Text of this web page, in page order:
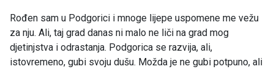
Rođen sam u Podgorici i mnoge lijepe uspomene me vežu
za nju. Ali, taj grad danas ni malo ne liči na grad mog
djetinjstva i odrastanja. Podgorica se razvija, ali,
istovremeno, gubi svoju dušu. Možda je ne gubi potpuno, ali